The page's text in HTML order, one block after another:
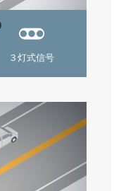
３灯式信号